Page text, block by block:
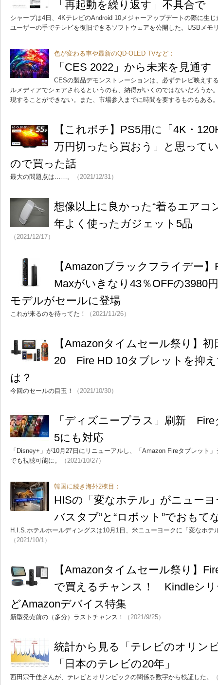
「再起動を繰り返す」不具合で
シャープは4日、4KテレビのAndroid 10メジャーアップデートの際に生
ユーザーの手でテレビを復旧できるソフトウェアを公開した。USBメモ
色が変わる車や最新のQD-OLED TVなど：
「CES 2022」から未来を見通す
CESの製品デモンストレーションは、必ずテレビ映えす
ルメディアでシェアされるというのも、納得がいくのではないだろうか
現することができない。また、市場参入までに時間を要するものもある
【これポチ】PS5用に「4K・
万円切ったら買おう」と思って
ので買った話
最大の問題点は……。 （2021/12/31）
想像以上に良かった“着るエア
年よく使ったガジェット5品
（2021/12/17）
【Amazonブラックフライデー
Maxがいきなり43％OFFの3980
モデルがセールに登場
これが来るのを待ってた！ （2021/11/26）
【Amazonタイムセール祭り】
20 Fire HD 10タブレットを抑
は？
今回のセールの目玉！ （2021/10/30）
「ディズニープラス」刷新
5にも対応
「Disney+」が10月27日にリニューアルし、「Amazon Fireタブレット
でも視聴可能に。
（2021/10/27）
韓国に続き海外2棟目：
HISの「変なホテル」がニュー
バスタブ”と“ロボット”でおもて
H.I.S.ホテルホールディングスは10月1日、米ニューヨークに「変なホテ
（2021/10/1）
【Amazonタイムセール祭り】
で買えるチャンス！ Kindleシリ
どAmazonデバイス特集
新型発売前の（多分）ラストチャンス！ （2021/9/25）
統計から見る「テレビのオリン
「日本のテレビの20年」
西田宗千佳さんが、テレビとオリンピックの関係を数字から検証した。